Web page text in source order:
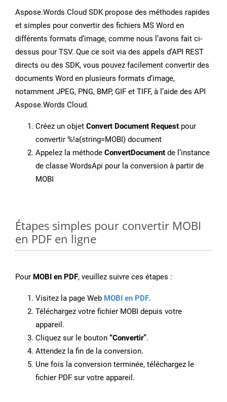
Aspose.Words Cloud SDK propose des méthodes rapides
et simples pour convertir des fichiers MS Word en
différents formats d’image, comme nous l’avons fait ci-
dessus pour TSV. Que ce soit via des appels d’API REST
directs ou des SDK, vous pouvez facilement convertir des
documents Word en plusieurs formats d’image,
notamment JPEG, PNG, BMP, GIF et TIFF, à l’aide des API
Aspose.Words Cloud.
Créez un objet Convert Document Request pour
convertir %!a(string=MOBI) document
Appelez la méthode ConvertDocument de l’instance
de classe WordsApi pour la conversion à partir de
MOBI
Étapes simples pour convertir MOBI
en PDF en ligne
Pour MOBI en PDF, veuillez suivre ces étapes :
Visitez la page Web MOBI en PDF.
Téléchargez votre fichier MOBI depuis votre
appareil.
Cliquez sur le bouton “Convertir”.
Attendez la fin de la conversion.
Une fois la conversion terminée, téléchargez le
fichier PDF sur votre appareil.